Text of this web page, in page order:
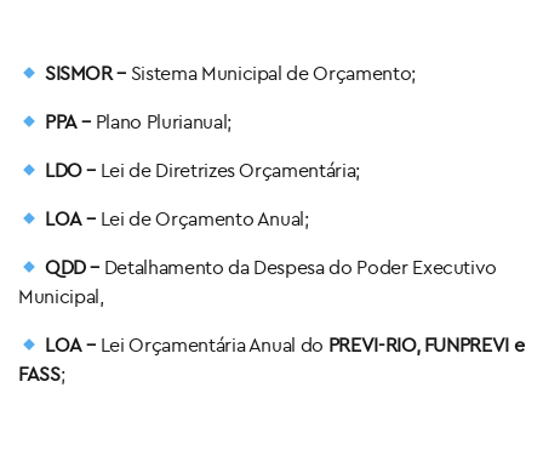
SISMOR – Sistema Municipal de Orçamento;
PPA– Plano Plurianual;
LDO– Lei de Diretrizes Orçamentária;
LOA– Lei de Orçamento Anual;
QDD– Detalhamento da Despesa do Poder Executivo
Municipal,
LOA– Lei Orçamentária Anual do PREVI-RIO, FUNPREVI e
FASS;